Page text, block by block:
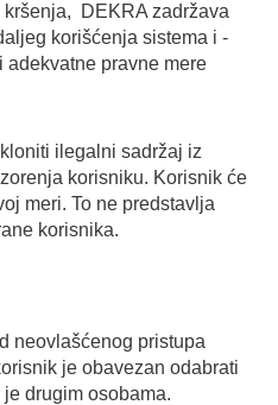
DEKRA zadržava
korišćenja sistema i -
adekvatne pravne mere
ilegalni sadržaj iz
korisniku. Korisnik će
meri. To ne predstavlja
korisnika.
neovlašćenog pristupa
je obavezan odabrati
drugim osobama.